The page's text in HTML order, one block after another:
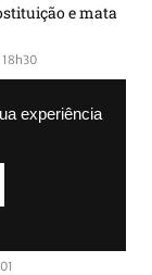
experiência
e mata
carreta deixa